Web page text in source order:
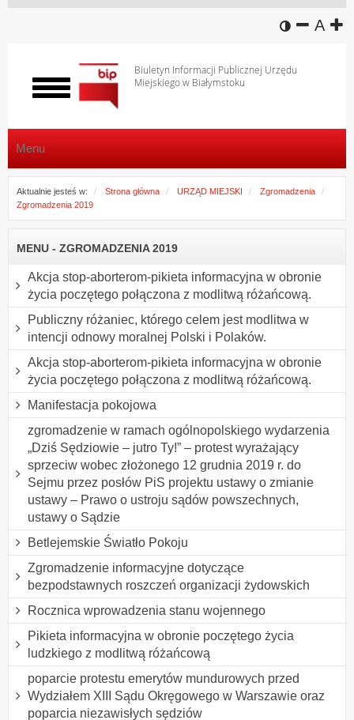
wersja
A
Biuletyn Informacji Publicznej Urzędu
Miejskiego w Białymstoku
Włącz
menu
Menu
Aktualnie jesteś w: Strona główna URZĄD MIEJSKI
Zgromadzenia
Zgromadzenia 2019
MENU - ZGROMADZENIA 2019
Akcja stop-aborterom-pikieta informacyjna w obronie
życia poczętego połączona z modlitwą różańcową.
Publiczny różaniec, którego celem jest modlitwa w
intencji odnowy moralnej Polski i Polaków.
Akcja stop-aborterom-pikieta informacyjna w obronie
życia poczętego połączona z modlitwą różańcową.
Manifestacja pokojowa
zgromadzenie w ramach ogólnopolskiego wydarzenia
„Dziś Sędziowie – jutro Ty!” – protest wyrażający
sprzeciw wobec złożonego 12 grudnia 2019 r. do
Sejmu przez posłów PiS projektu ustawy o zmianie
ustawy – Prawo o ustroju sądów powszechnych,
ustawy o Sądzie
Betlejemskie Światło Pokoju
Zgromadzenie informacyjne dotyczące
bezpodstawnych roszczeń organizacji żydowskich
Rocznica wprowadzenia stanu wojennego
Pikieta informacyjna w obronie poczętego życia
ludzkiego z modlitwą różańcową
poparcie protestu emerytów mundurowych przed
Wydziałem XIII Sądu Okręgowego w Warszawie oraz
poparcia niezawisłych sędziów